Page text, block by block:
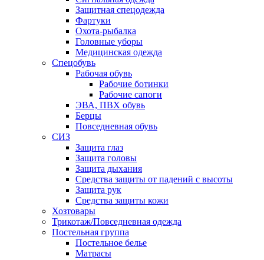
Защитная спецодежда
Фартуки
Охота-рыбалка
Головные уборы
Медицинская одежда
Спецобувь
Рабочая обувь
Рабочие ботинки
Рабочие сапоги
ЭВА, ПВХ обувь
Берцы
Повседневная обувь
СИЗ
Защита глаз
Защита головы
Защита дыхания
Средства защиты от падений с высоты
Защита рук
Средства защиты кожи
Хозтовары
Трикотаж/Повседневная одежда
Постельная группа
Постельное белье
Матрасы